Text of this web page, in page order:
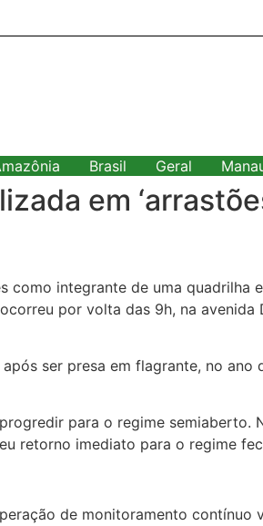
Brasil Geral
em
integrante de uma quadrilha
por volta das 9h, na
ser presa em flagrante, no
para o regime
retorno imediato para o regime
de monitoramento